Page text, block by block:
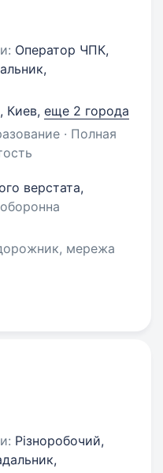
Оператор ЧПК,
Киев, еще 2 города
· Полная
верстата,
мережа
Різноробочий,